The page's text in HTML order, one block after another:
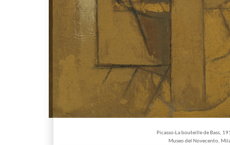
Picasso-La bouteille de Bass,
Museo del Novecento,